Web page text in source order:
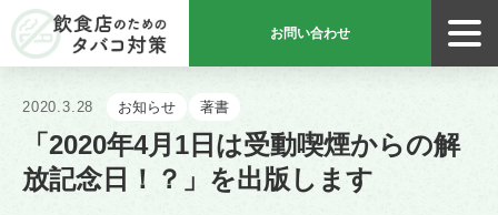
お問い合わせ
2020.3.28 お知らせ 著書
「2020年4月1日は受動喫煙からの解
放記念日！？」を出版します